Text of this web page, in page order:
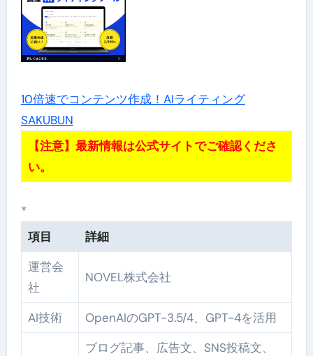
10倍速でコンテンツ作成！AIライティング
SAKUBUN
【注意】最新情報は公式サイトでご確認くださ
い。
*
項目
詳細
運営会
社
NOVEL株式会社
AI技術 OpenAIのGPT-3.5/4、GPT-4を活用
ブログ記事、広告文、SNS投稿文、